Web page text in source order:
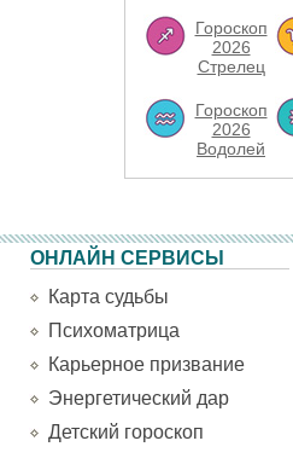
Гороскоп
2026
Стрелец
Гороскоп
2026
Водолей
ОНЛАЙН СЕРВИСЫ
Карта судьбы
Психоматрица
Карьерное призвание
Энергетический дар
Детский гороскоп